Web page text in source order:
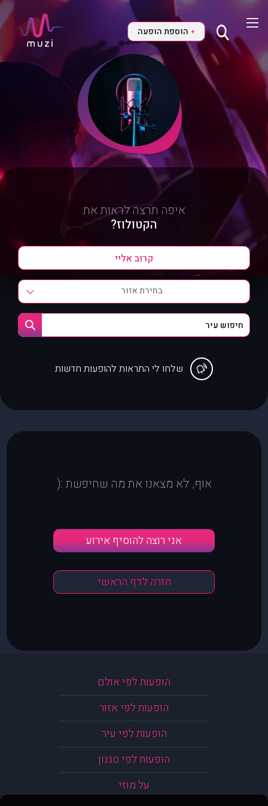
+ הוספת הופעה
איפה תרצה לראות את
הקטולוז?
בחירת אזור
שלחו לי התראות להופעות חדשות
אוף, לא מצאנו את מה שחיפשת :(
אני רוצה להוסיף אירוע
חזרה לדף הראשי
הופעות לפי אולם
הופעות לפי אזור
הופעות לפי עיר
הופעות לפי סגנון
על מוזי